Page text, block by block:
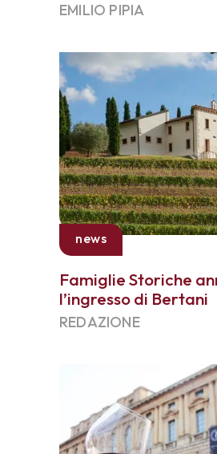
EMILIO PIPIA
news
Famiglie Storiche
l’ingresso di Bertani
REDAZIONE